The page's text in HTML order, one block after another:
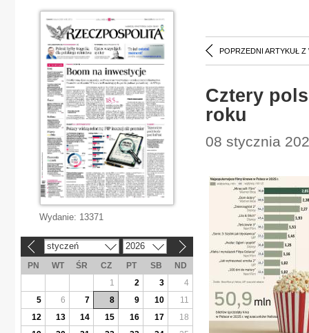
POPRZEDNI ARTYKUŁ Z
Cztery
roku
08 stycznia
Wydanie: 13371
styczeń 2026
PN WT ŚR CZ PT SB
ND
1
2 3
4
5
6 7 8 9 10
11
12
13 14 15 16 17
18